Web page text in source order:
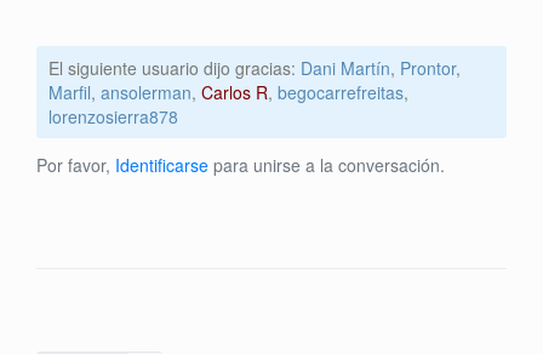
El siguiente usuario dijo gracias: Dani Martín, Prontor,
Marfil, ansolerman, Carlos R, begocarrefreitas,
lorenzosierra878
Por favor, Identificarse para unirse a la conversación.